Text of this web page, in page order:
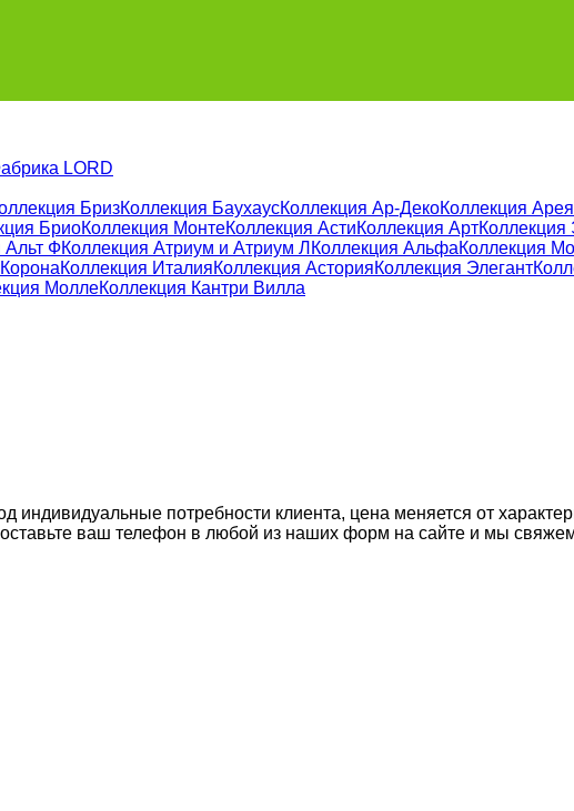
LORD
БризКоллекция БаухаусКоллекция Ар-ДекоКоллекция Арея
БриоКоллекция МонтеКоллекция АстиКоллекция АртКоллекция
Альт ФКоллекция Атриум и Атриум Л Коллекция АльфаКоллекция
Коллекция ИталияКоллекция АсторияКоллекция Элегант
МоллеКоллекция Кантри Вилла
индивидуальные потребности клиента, цена меняется от
оставьте ваш телефон в любой из наших форм на сайте и мы